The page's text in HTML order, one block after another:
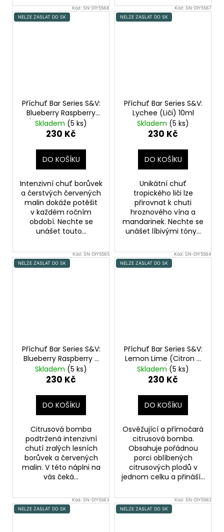
Kód: SN-DIY5568
NELZE ZASLAT DO SK
Příchuť Bar Series S&V:
Blueberry Raspberry
(Borůvka a malina)
10ml
Skladem (5 ks)
230 Kč
DO KOŠÍKU
Intenzivní chuť borůvek
a čerstvých červených
malin dokáže potěšit
v každém ročním
období. Nechte se
unášet touto...
Kód: SN-DIY5567
NELZE ZASLAT DO SK
Příchuť Bar Series S&V:
Lychee (Liči) 10ml
Skladem (5 ks)
230 Kč
DO KOŠÍKU
Unikátní chuť
tropického liči lze
přirovnat k chuti
hroznového vína a
mandarinek. Nechte se
unášet líbivými tóny...
Kód:SN-DIY5565
NELZE ZASLAT DO SK
Příchuť Bar Series S&V:
Blueberry Raspberry X
Lemon Lime (Borůvka,
malina, citron a
Skladem (5 ks)
230 Kč
DO KOŠÍKU
Citrusová bomba
podtržená intenzivní
chutí zralých lesních
borůvek a červených
malin. V této náplni na
vás čeká...
Kód:SN-DIY5564
NELZE ZASLAT DO SK
Příchuť Bar Series S&V:
Lemon Lime (Citron a
limetka) 10ml
Skladem (5 ks)
230 Kč
DO KOŠÍKU
Osvěžující a přímočará
citrusová bomba.
Obsahuje pořádnou
porci oblíbených
citrusových plodů v
jednom celku a přináší...
Kód:SN-DIY5563
NELZE ZASLAT DO SK
Kód:SN-DIY5562
NELZE ZASLAT DO SK